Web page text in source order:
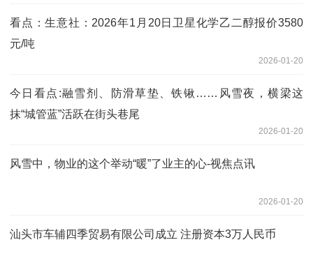
看点：生意社：2026年1月20日卫星化学乙二醇报价3580
元/吨
2026-01-20
今日看点:融雪剂、防滑草垫、铁锹……风雪夜，横梁这
抹“城管蓝”活跃在街头巷尾
2026-01-20
风雪中，物业的这个举动“暖”了业主的心-视焦点讯
2026-01-20
汕头市车辅四季贸易有限公司成立 注册资本3万人民币